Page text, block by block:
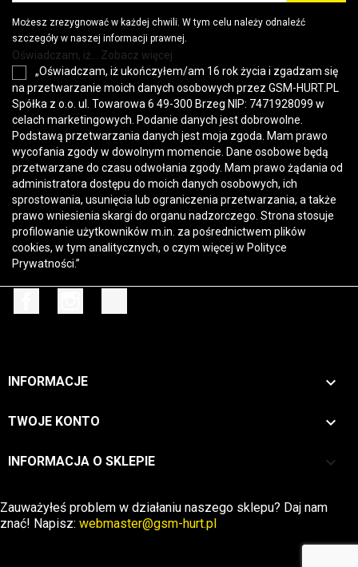
Możesz zrezygnować w każdej chwili. W tym celu należy odnaleźć
szczegóły w naszej informacji prawnej.
Oświadczam, iż... Zobacz więcej
„Oświadczam, iż ukończyłem/am 16 rok życia i zgadzam się
na przetwarzanie moich danych osobowych przez GSM-HURT.PL
Spółka z o.o. ul. Towarowa 6 49-300 Brzeg NIP: 7471928099 w
celach marketingowych. Podanie danych jest dobrowolne.
Podstawą przetwarzania danych jest moja zgoda. Mam prawo
wycofania zgody w dowolnym momencie. Dane osobowe będą
przetwarzane do czasu odwołania zgody. Mam prawo żądania od
administratora dostępu do moich danych osobowych, ich
sprostowania, usunięcia lub ograniczenia przetwarzania, a także
prawo wniesienia skargi do organu nadzorczego. Strona stosuje
profilowanie użytkowników m.in. za pośrednictwem plików
cookies, w tym analitycznych, o czym więcej w Polityce
Prywatności.”
INFORMACJE 
TWOJE KONTO 
INFORMACJA O SKLEPIE keyboard_arrow_down
Zauważyłeś problem w działaniu naszego sklepu? Daj nam
znać! Napisz: webmaster@gsm-hurt.pl